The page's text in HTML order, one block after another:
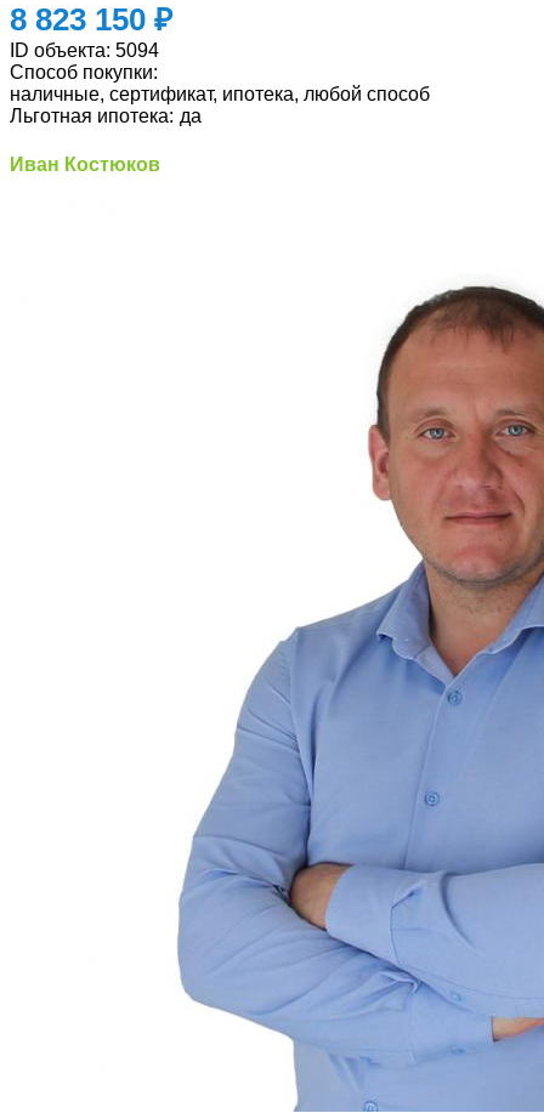
8 823 150 ₽
ID объекта: 5094
Способ покупки:
наличные, сертификат, ипотека, любой способ
Льготная ипотека: да
Иван Костюков